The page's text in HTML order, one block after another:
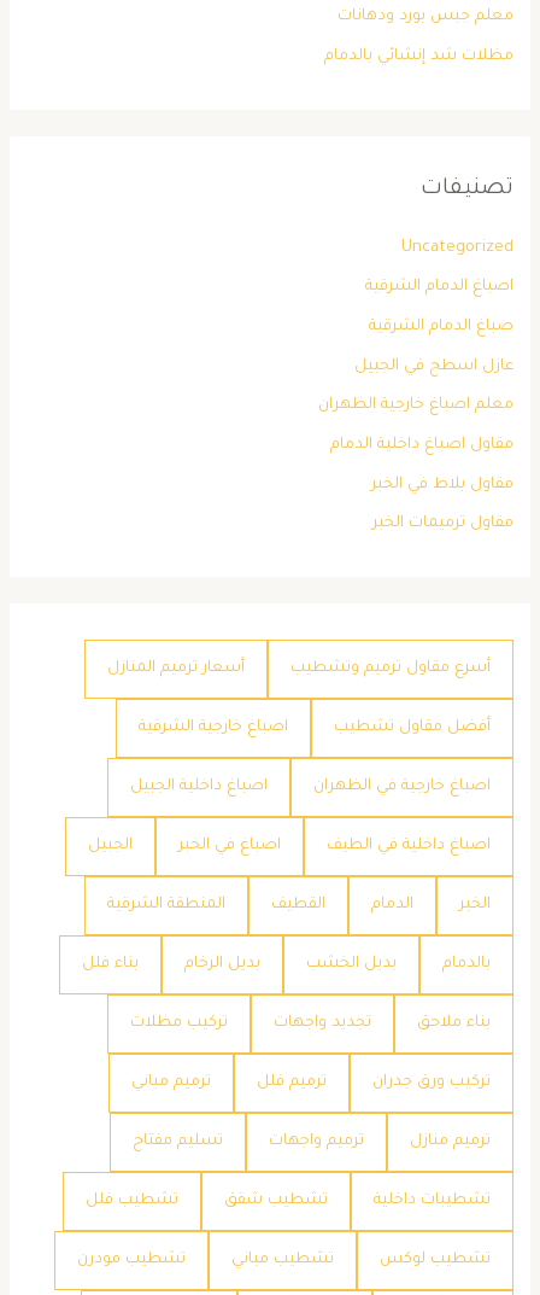
معلم جبس بورد ودهانات
مظلات شد إنشائي بالدمام
تصنيفات
Uncategorized
اصباغ الدمام الشرقية
صباغ الدمام الشرقية
عازل اسطح في الجبيل
معلم اصباغ خارجية الظهران
مقاول اصباغ داخلية الدمام
مقاول بلاط في الخبر
مقاول ترميمات الخبر
أسرع مقاول ترميم وتشطيب أسعار ترميم المنازل
أفضل مقاول تشطيب اصباغ خارجية الشرقية
اصباغ خارجية في الظهران اصباغ داخلية الجبيل
اصباغ داخلية في الطيف اصباغ في الخبر الجبيل
الخبر الدمام القطيف المنطقة الشرقية
بالدمام بديل الخشب بديل الرخام بناء فلل
بناء ملاحق تجديد واجهات تركيب مظلات
تركيب ورق جدران ترميم فلل ترميم مباني
ترميم منازل ترميم واجهات تسليم مفتاح
تشطيبات داخلية تشطيب شقق تشطيب فلل
تشطيب لوكس تشطيب مباني تشطيب مودرن